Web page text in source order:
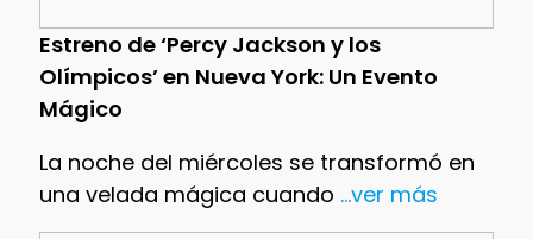
Estreno de ‘Percy Jackson y los
Olímpicos’ en Nueva York: Un Evento
Mágico
La noche del miércoles se transformó en
una velada mágica cuando ...ver más